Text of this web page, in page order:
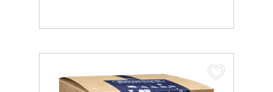
favorite_border